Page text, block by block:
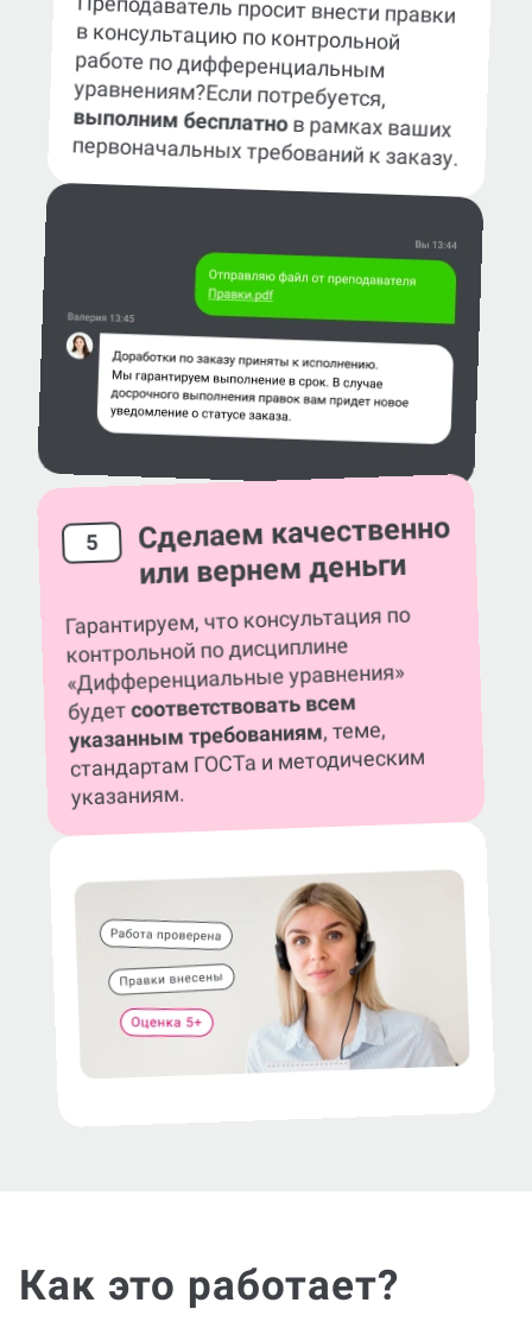
Преподаватель просит внести правки
в консультацию по контрольной
работе по дифференциальным
уравнениям?Если потребуется,
выполним бесплатнов рамках ваших
первоначальных требований к заказу.
5 Сделаем качественно
или вернем деньги
Гарантируем, что консультация по
контрольной по дисциплине
«Дифференциальные уравнения»
будетсоответствовать всем
указанным требованиям, теме,
стандартам ГОСТа и методическим
указаниям.
Как это работает?